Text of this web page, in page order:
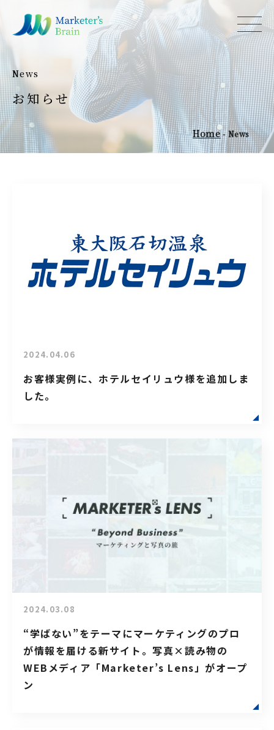
News
お知らせ
Home-News
2024.04.06
お客様実例に、ホテルセイリュウ様を追加しま
した。
2024.03.08
“学ばない”をテーマにマーケティングのプロ
が情報を届ける新サイト。写真×読み物の
WEBメディア「Marketer’s Lens」がオープ
ン